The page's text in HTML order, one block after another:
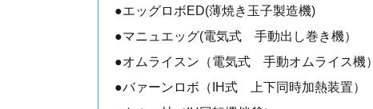
●エッグロボED(薄焼き玉子製造機)
●マニュエッグ(電気式 手動出し巻き機）
●オムライスン（電気式 手動オムライス機）
●バァーンロボ（IH式 上下同時加熱装置）